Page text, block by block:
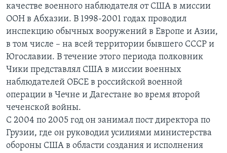
качестве военного наблюдателя от США в миссии
ООН в Абхазии. В 1998-2001 годах проводил
инспекцию обычных вооружений в Европе и Азии,
в том числе – на всей территории бывшего СССР и
Югославии. В течение этого периода полковник
Чики представлял США в миссии военных
наблюдателей ОБСЕ в российской военной
операции в Чечне и Дагестане во время второй
чеченской войны.
С 2004 по 2005 год он занимал пост директора по
Грузии, где он руководил усилиями министерства
обороны США в области создания и исполнения